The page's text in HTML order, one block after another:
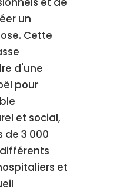
un
Cette
d'une
pour
et social,
de 3 000
et